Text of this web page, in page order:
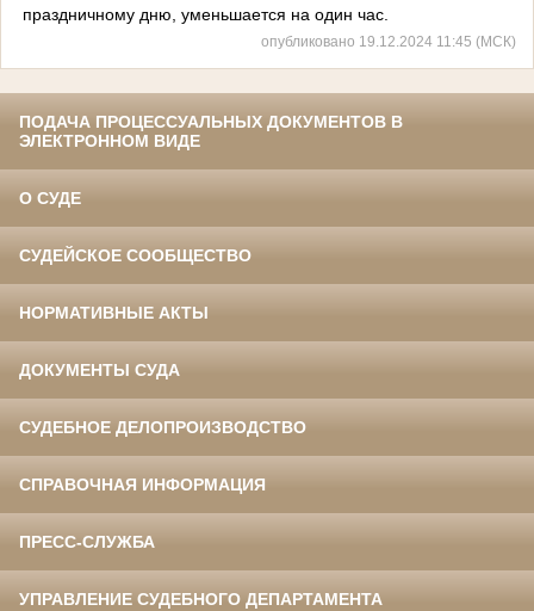
праздничному дню, уменьшается на один час.
опубликовано 19.12.2024 11:45 (МСК)
ПОДАЧА ПРОЦЕССУАЛЬНЫХ ДОКУМЕНТОВ В
ЭЛЕКТРОННОМ ВИДЕ
О СУДЕ
СУДЕЙСКОЕ СООБЩЕСТВО
НОРМАТИВНЫЕ АКТЫ
ДОКУМЕНТЫ СУДА
СУДЕБНОЕ ДЕЛОПРОИЗВОДСТВО
СПРАВОЧНАЯ ИНФОРМАЦИЯ
ПРЕСС-СЛУЖБА
УПРАВЛЕНИЕ СУДЕБНОГО ДЕПАРТАМЕНТА